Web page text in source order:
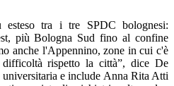
tra i tre SPDC bolognesi:
più Bologna Sud fino al confine
anche l'Appennino, zone in cui c'è
rispetto la città”, dice De
e include Anna Rita Atti